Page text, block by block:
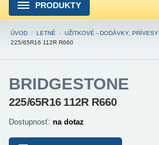
PRODUKTY
ÚVOD / LETNÉ / UŽITKOVÉ - DODÁVKY, PRÍVESY
225/65R16 112R R660
BRIDGESTONE
225/65R16 112R R660
Dostupnosť: na dotaz